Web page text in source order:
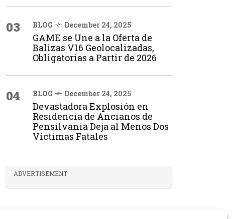
03 BLOG December 24, 2025
GAME se Une a la Oferta de
Balizas V16 Geolocalizadas,
Obligatorias a Partir de 2026
04 BLOG December 24, 2025
Devastadora Explosión en
Residencia de Ancianos de
Pensilvania Deja al Menos Dos
Víctimas Fatales
ADVERTISEMENT